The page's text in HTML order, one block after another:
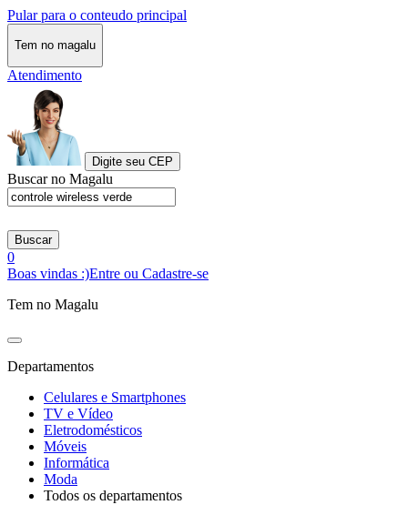
Pular para o conteudo principal
Tem no magalu
Atendimento
Digite seu CEP
Buscar no Magalu
Buscar
0
Boas vindas :)Entre ou Cadastre-se
Tem no Magalu
Departamentos
Celulares e Smartphones
TV e Vídeo
Eletrodomésticos
Móveis
Informática
Moda
Todos os departamentos